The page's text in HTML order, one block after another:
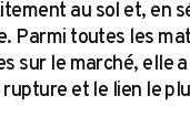
au sol et, en
Parmi toutes les
sur le marché, elle
et le lien le